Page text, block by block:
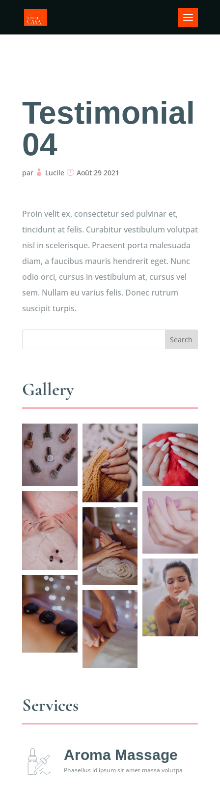
Testimonial
04
par Lucile Août 29 2021
Proin velit ex, consectetur sed pulvinar et,
tincidunt at felis. Curabitur vestibulum volutpat
nisl in scelerisque. Praesent porta malesuada
diam, a faucibus mauris hendrerit eget. Nunc
odio orci, cursus in vestibulum at, cursus vel
sem. Nullam eu varius felis. Donec rutrum
suscipit turpis.
Search
Gallery
Services
Aroma Massage
Phasellus id ipsum sit amet massa volutpa